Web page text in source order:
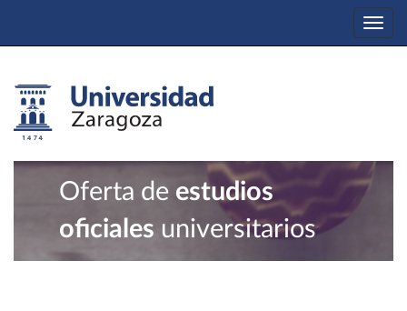
Oferta de estudios
oficiales universitarios